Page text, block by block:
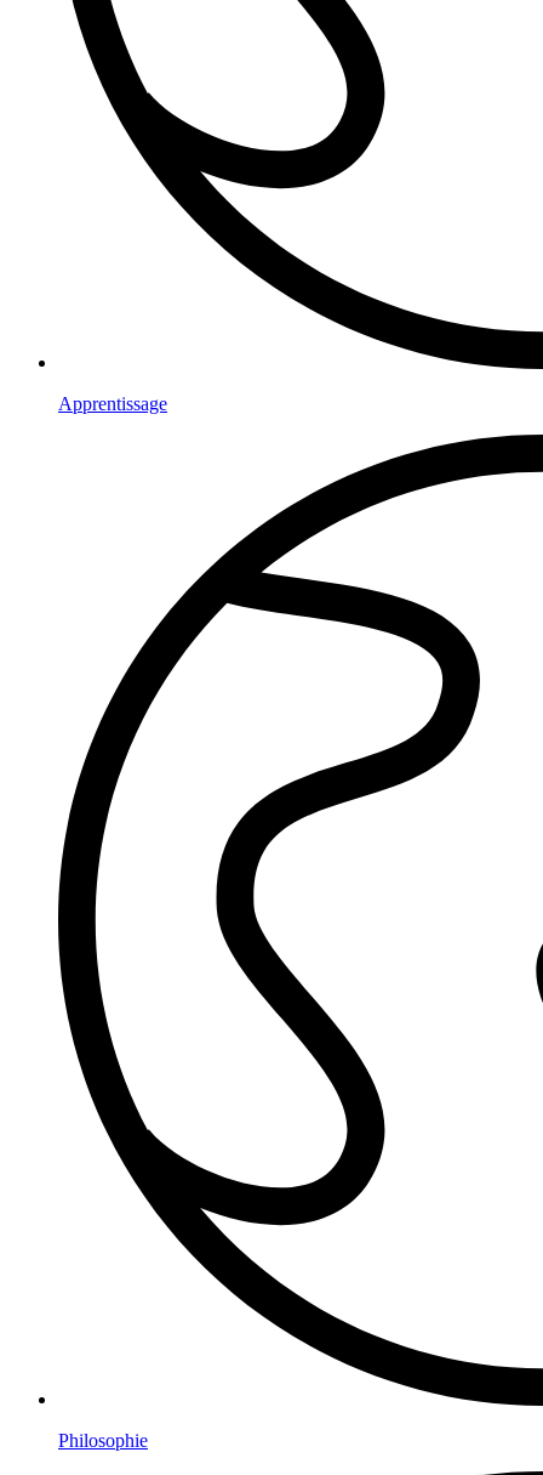
Apprentissage
Philosophie